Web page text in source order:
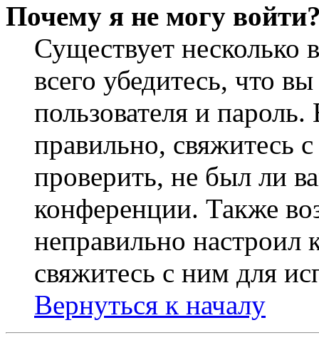
Почему я не могу
Существует
всего убедитесь, что
пользователя и
правильно, свяжитесь
проверить, не был ли
конференции. Также
неправильно
свяжитесь с ним для
Вернуться к началу